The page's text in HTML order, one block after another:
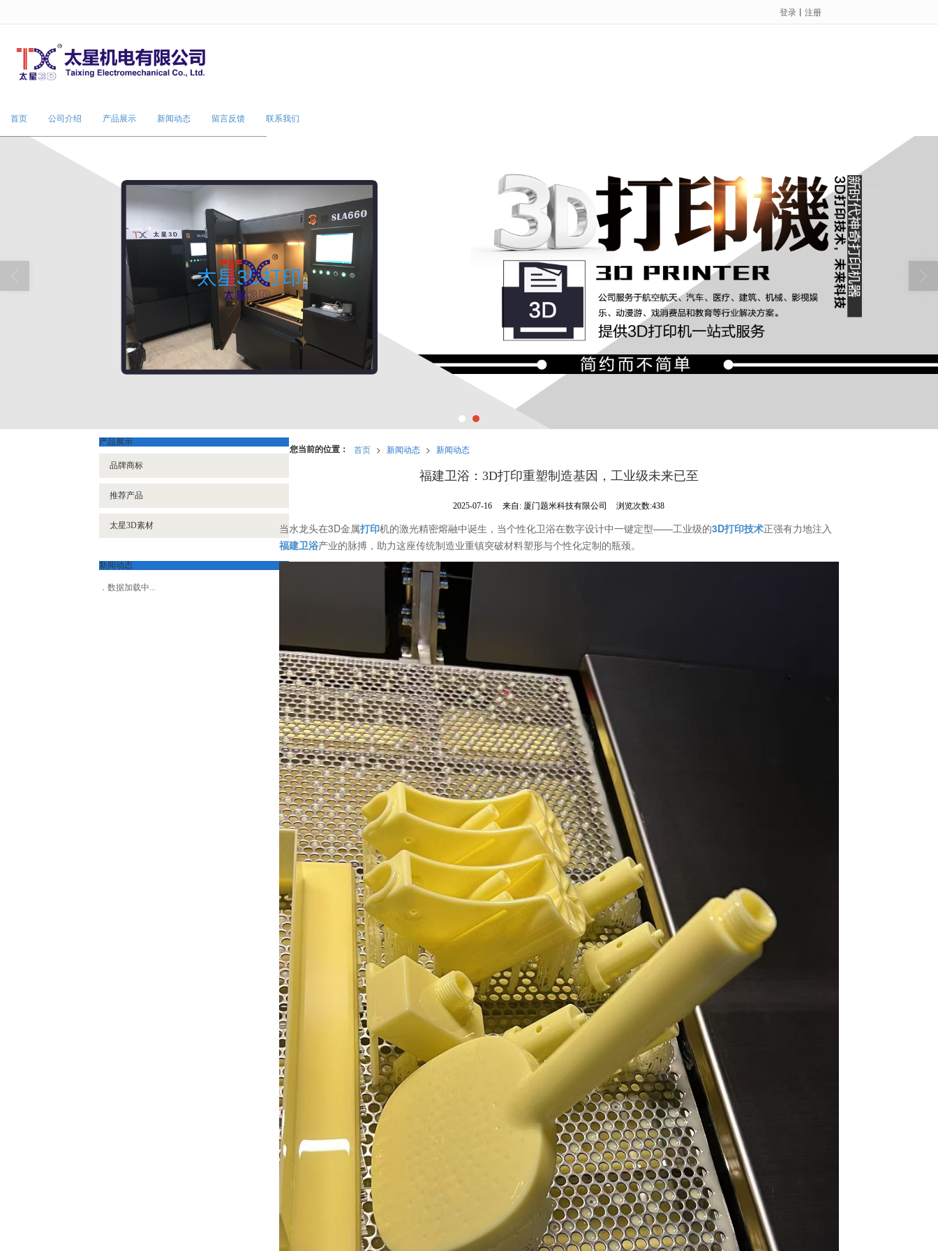
登录 丨 注册
首页 公司介绍 产品展示 新闻动态 留言反馈 联系我们
您当前的位置： 首页 > 新闻动态 > 新闻动态
福建卫浴：3D打印重塑制造基因，工业级未来已至
2025-07-16 来自: 厦门题米科技有限公司 浏览次数:438
当水龙头在3D金属打印机的激光精密熔融中诞生，当个性化卫浴在数字设计中一键定型——工业级的3D打印技术正强有力地注入
福建卫浴产业的脉搏，助力这座传统制造业重镇突破材料塑形与个性化定制的瓶颈。
产品展示
品牌商标
推荐产品
太星3D素材
新闻动态
数据加载中...